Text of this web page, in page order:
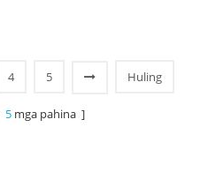
4 5 Huling
5mga pahina ]